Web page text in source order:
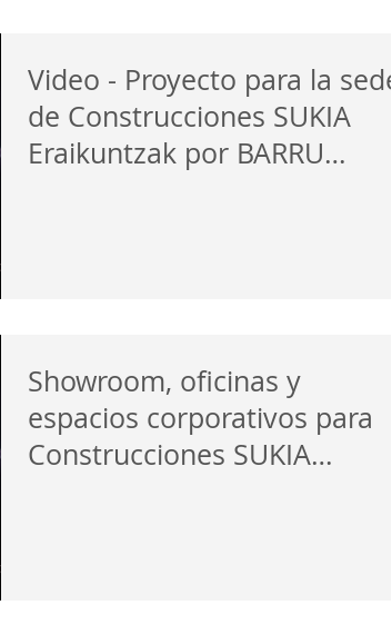
Video - Proyecto para la sede
de Construcciones SUKIA
Eraikuntzak por BARRU
Showroom, oficinas y
espacios corporativos para
Construcciones SUKIA